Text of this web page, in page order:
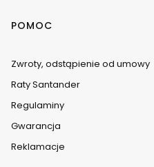
Linki w stopce
POMOC
Zwroty, odstąpienie od umowy
Raty Santander
Regulaminy
Gwarancja
Reklamacje